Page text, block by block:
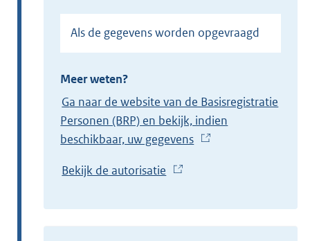
Als de gegevens worden opgevraagd
Meer weten?
Ga naar de website van de Basisregistratie
Personen (BRP) en bekijk, indien
beschikbaar, uw gegevens
e
Bekijk de autorisatie
x
t